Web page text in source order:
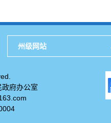
州级网站
府办公室